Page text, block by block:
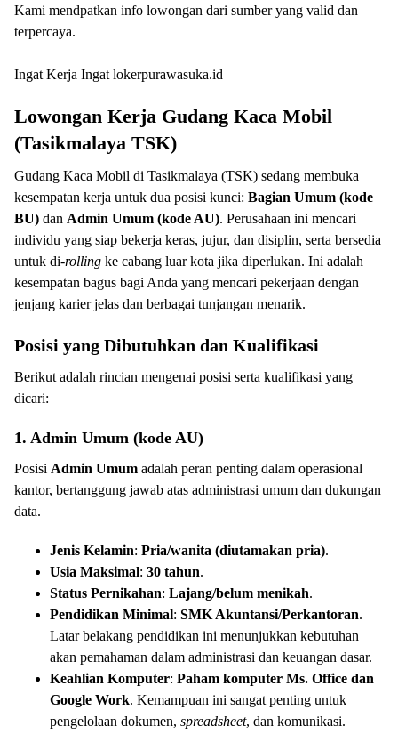
Kami mendpatkan info lowongan dari sumber yang valid dan
terpercaya.
Ingat Kerja Ingat lokerpurawasuka.id
Lowongan Kerja Gudang Kaca Mobil
(Tasikmalaya TSK)
Gudang Kaca Mobil di Tasikmalaya (TSK) sedang membuka
kesempatan kerja untuk dua posisi kunci: Bagian Umum (kode
BU) dan Admin Umum (kode AU). Perusahaan ini mencari
individu yang siap bekerja keras, jujur, dan disiplin, serta bersedia
untuk di-rolling ke cabang luar kota jika diperlukan. Ini adalah
kesempatan bagus bagi Anda yang mencari pekerjaan dengan
jenjang karier jelas dan berbagai tunjangan menarik.
Posisi yang Dibutuhkan dan Kualifikasi
Berikut adalah rincian mengenai posisi serta kualifikasi yang
dicari:
1. Admin Umum (kode AU)
Posisi Admin Umum adalah peran penting dalam operasional
kantor, bertanggung jawab atas administrasi umum dan dukungan
data.
Jenis Kelamin: Pria/wanita (diutamakan pria).
Usia Maksimal: 30 tahun.
Status Pernikahan: Lajang/belum menikah.
Pendidikan Minimal: SMK Akuntansi/Perkantoran.
Latar belakang pendidikan ini menunjukkan kebutuhan
akan pemahaman dalam administrasi dan keuangan dasar.
Keahlian Komputer: Paham komputer Ms. Office dan
Google Work. Kemampuan ini sangat penting untuk
pengelolaan dokumen, spreadsheet, dan komunikasi.